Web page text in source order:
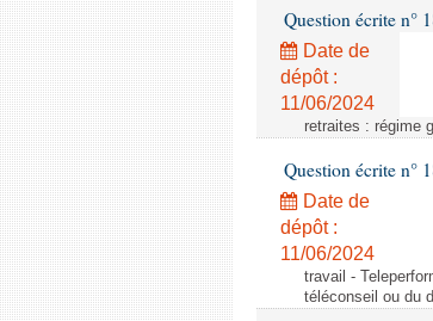
Question écrite n°
Date de
dépôt :
11/06/2024
retraites : régime
Question écrite n°
Date de
dépôt :
11/06/2024
travail -
téléconseil ou du